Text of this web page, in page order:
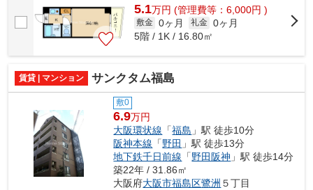
5.1万円 (管理費等：6,000円 )
敷金 0ヶ月 礼金 0ヶ月
5階 / 1K / 16.80㎡
賃貸 | マンション サンクタム福島
敷0
6.9万円
大阪環状線 「福島 」駅 徒歩10分
阪神本線 「野田 」駅 徒歩13分
地下鉄千日前線 「野田阪神 」駅 徒歩14分
築22年 / 31.86㎡
大阪府大阪市福島区鷺洲 ５丁目